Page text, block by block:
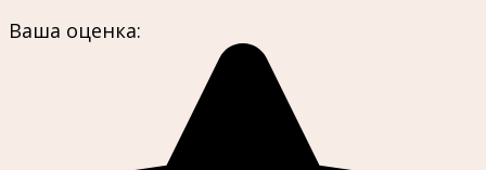
Ваша оценка: